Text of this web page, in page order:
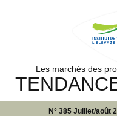
Les marchés des
N° 385 Juillet/août